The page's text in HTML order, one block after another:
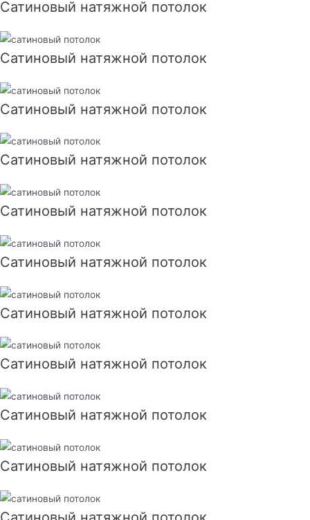
Сатиновый натяжной потолок
Сатиновый натяжной потолок
Сатиновый натяжной потолок
Сатиновый натяжной потолок
Сатиновый натяжной потолок
Сатиновый натяжной потолок
Сатиновый натяжной потолок
Сатиновый натяжной потолок
Сатиновый натяжной потолок
Сатиновый натяжной потолок